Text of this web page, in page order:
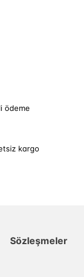
ödeme
kargo
Sözleşmeler